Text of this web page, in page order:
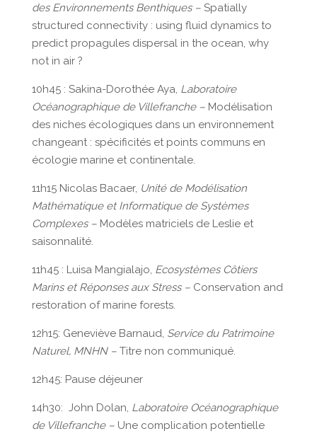
des Environnements Benthiques – Spatially
structured connectivity : using fluid dynamics to
predict propagules dispersal in the ocean, why
not in air ?
10h45 : Sakina-Dorothée Aya, Laboratoire
Océanographique de Villefranche – Modélisation
des niches écologiques dans un environnement
changeant : spécificités et points communs en
écologie marine et continentale.
11h15 Nicolas Bacaer, Unité de Modélisation
Mathématique et Informatique de Systèmes
Complexes – Modèles matriciels de Leslie et
saisonnalité.
11h45 : Luisa Mangialajo, Ecosystèmes Côtiers
Marins et Réponses aux Stress – Conservation and
restoration of marine forests.
12h15: Geneviève Barnaud, Service du Patrimoine
Naturel, MNHN – Titre non communiqué.
12h45: Pause déjeuner
14h30: John Dolan, Laboratoire Océanographique
de Villefranche – Une complication potentielle